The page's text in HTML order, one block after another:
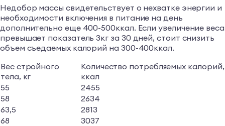
Недобор массы свидетельствует о нехватке энергии и
необходимости включения в питание на день
дополнительно еще 400-500ккал. Если увеличение веса
превышает показатель 3кг за 30 дней, стоит снизить
объем съедаемых калорий на 300-400ккал.
Вес стройного
тела, кг
Количество потребляемых калорий,
ккал
55
2455
58
2634
63,5
2813
68
3037